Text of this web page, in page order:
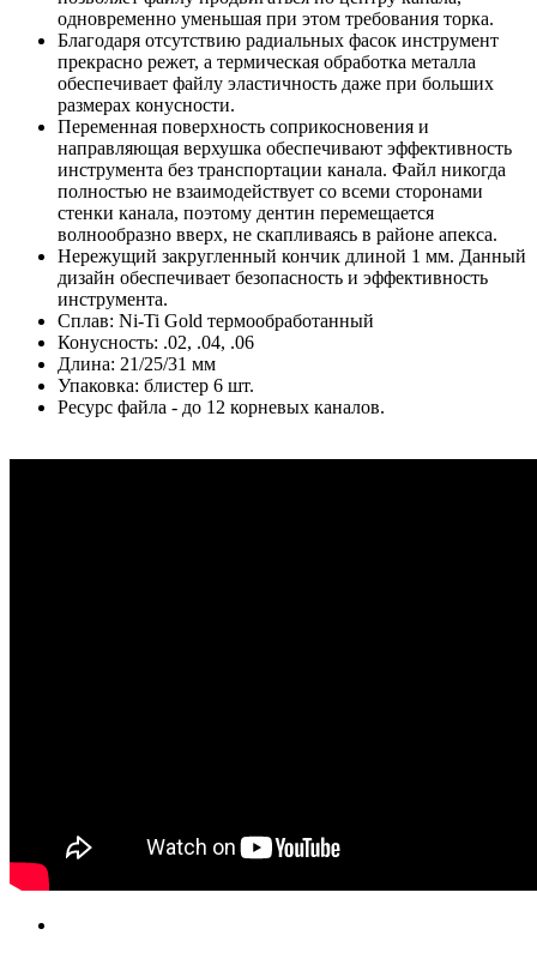
одновременно уменьшая при этом требования торка.
Благодаря отсутствию радиальных фасок инструмент
прекрасно режет, а термическая обработка металла
обеспечивает файлу эластичность даже при больших
размерах конусности.
Переменная поверхность соприкосновения и
направляющая верхушка обеспечивают эффективность
инструмента без транспортации канала. Файл никогда
полностью не взаимодействует со всеми сторонами
стенки канала, поэтому дентин перемещается
волнообразно вверх, не скапливаясь в районе апекса.
Нережущий закругленный кончик длиной 1 мм. Данный
дизайн обеспечивает безопасность и эффективность
инструмента.
Сплав: Ni-Ti Gold термообработанный
Конусность: .02, .04, .06
Длина: 21/25/31 мм
Упаковка: блистер 6 шт.
Ресурс файла - до 12 корневых каналов.